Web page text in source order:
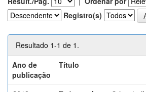
Registro(s)
Resultado 1-1 de 1.
Ano de
publicação
Título